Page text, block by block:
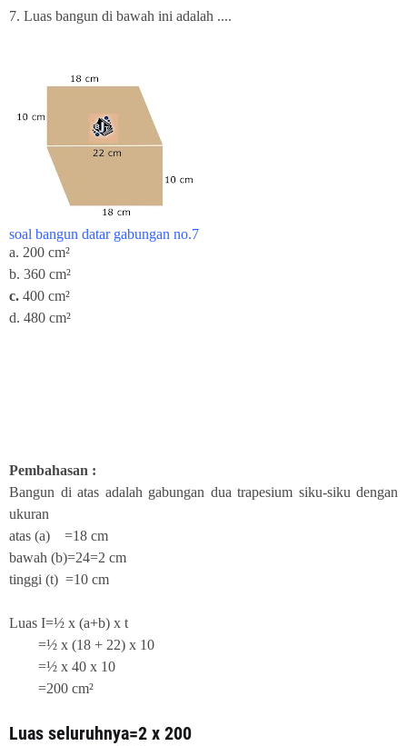
7. Luas bangun di bawah ini adalah ....
soal bangun datar gabungan no.7
a. 200 cm²
b. 360 cm²
c. 400 cm²
d. 480 cm²
Pembahasan :
Bangun di atas adalah gabungan dua trapesium siku-siku dengan
ukuran
atas (a) =18 cm
bawah (b)=24=2 cm
tinggi (t) =10 cm
Luas I=½ x (a+b) x t
=½ x (18 + 22) x 10
=½ x 40 x 10
=200 cm²
Luas seluruhnya=2 x 200